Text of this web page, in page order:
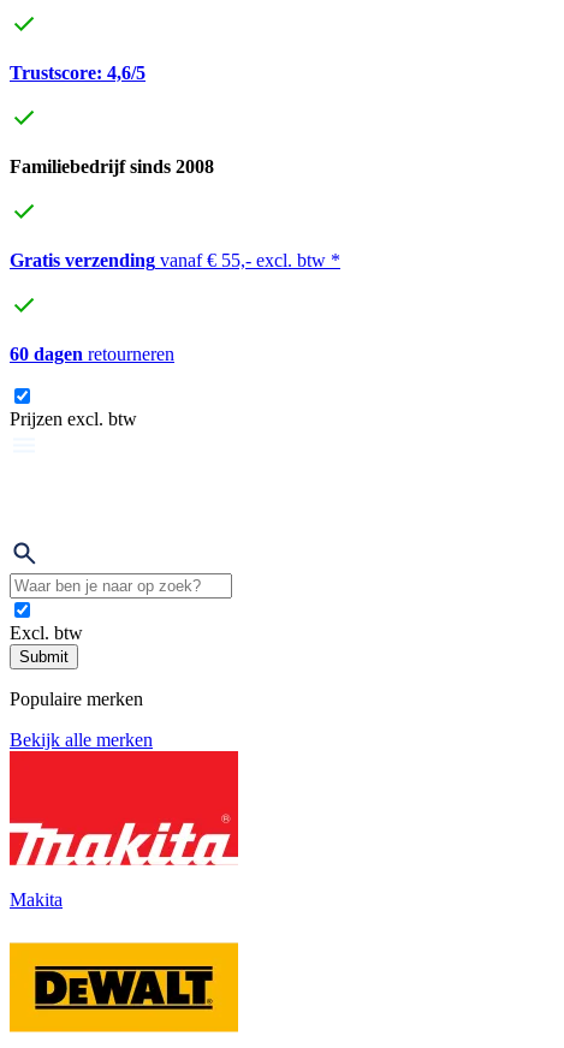
Trustscore: 4,6/5
Familiebedrijf sinds 2008
Gratis verzending vanaf € 55,- excl. btw *
60 dagen retourneren
Prijzen excl. btw
Excl. btw
Submit
Populaire merken
Bekijk alle merken
Makita